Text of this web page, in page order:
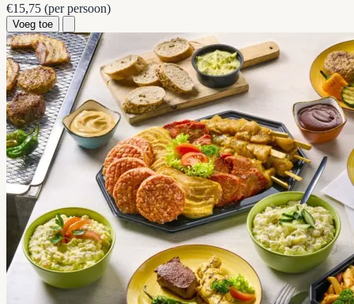
€15,75 (per persoon)
Voeg toe